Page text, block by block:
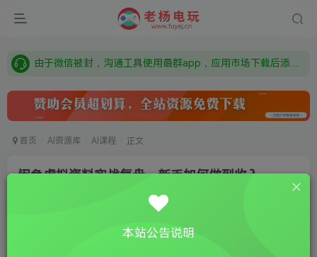
需要什么游戏请联系客服，若链接失效请联系客服，百度网盘边上的激活码也是解压密码
由于微信被封，沟通工具使用最群app，应用市场下载后添加好友：Y9FA49 以后用最群交流解决问题。不再使用微信！
首页 AI资源库 AI课程 正文
闲鱼虚拟资料实战复盘，新手如何做到收入
本站公告说明